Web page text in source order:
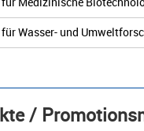
Wasser- und
/